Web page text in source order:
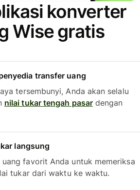
konverter
Wise gratis
transfer uang
tersembunyi, Anda akan selalu
nilai tukar tengah pasardengan
langsung
uang favorit Anda untuk memeriksa
tukar dari waktu ke waktu.